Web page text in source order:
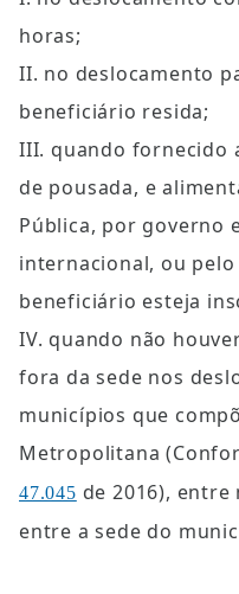
horas;
II. no deslocamento
beneficiário resida;
III. quando fornecido
de pousada, e
Pública, por governo
internacional, ou
beneficiário esteja
IV. quando não
fora da sede nos
municípios que
Metropolitana
47.045 de 2016),
entre a sede do